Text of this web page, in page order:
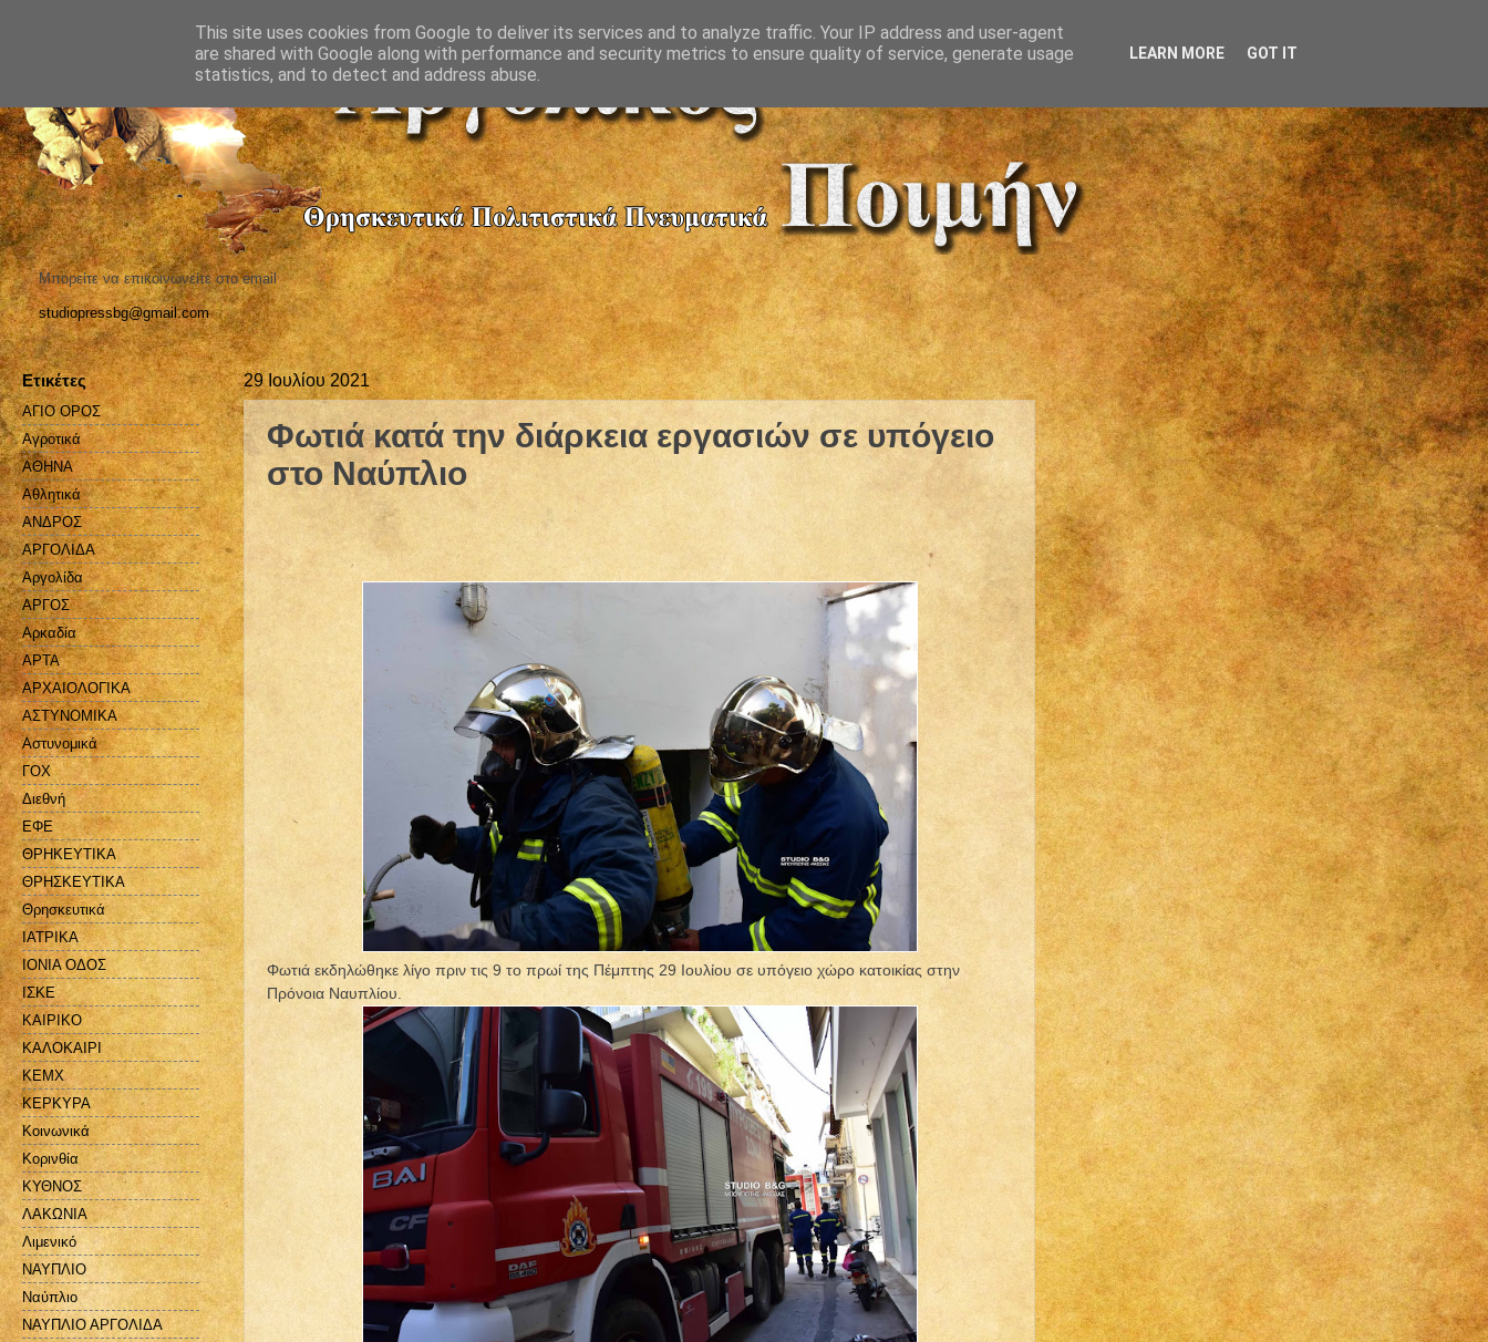
Μπορείτε να επικοινωνείτε στο email
studiopressbg@gmail.com
29 Ιουλίου 2021
Φωτιά κατά την διάρκεια εργασιών σε υπόγειο
στο Ναύπλιο
Φωτιά εκδηλώθηκε λίγο πριν τις 9 το πρωί της Πέμπτης 29 Ιουλίου σε υπόγειο χώρο κατοικίας στην
Πρόνοια Ναυπλίου.
Ετικέτες
ΑΓΙΟ ΟΡΟΣ
Αγροτικά
ΑΘΗΝΑ
Αθλητικά
ΑΝΔΡΟΣ
ΑΡΓΟΛΙΔΑ
Αργολίδα
ΑΡΓΟΣ
Αρκαδία
ΑΡΤΑ
ΑΡΧΑΙΟΛΟΓΙΚΑ
ΑΣΤΥΝΟΜΙΚΑ
Αστυνομικά
ΓΟΧ
Διεθνή
ΕΦΕ
ΘΡΗΚΕΥΤΙΚΑ
ΘΡΗΣΚΕΥΤΙΚΑ
Θρησκευτικά
ΙΑΤΡΙΚΑ
ΙΟΝΙΑ ΟΔΟΣ
ΙΣΚΕ
ΚΑΙΡΙΚΟ
ΚΑΛΟΚΑΙΡΙ
ΚΕΜΧ
ΚΕΡΚΥΡΑ
Κοινωνικά
Κορινθία
ΚΥΘΝΟΣ
ΛΑΚΩΝΙΑ
Λιμενικό
ΝΑΥΠΛΙΟ
Ναύπλιο
ΝΑΥΠΛΙΟ ΑΡΓΟΛΙΔΑ
This site uses cookies from Google to deliver its services and to analyze traffic. Your IP address and user-agent
are shared with Google along with performance and security metrics to ensure quality of service, generate usage
statistics, and to detect and address abuse.
LEARN MORE GOT IT